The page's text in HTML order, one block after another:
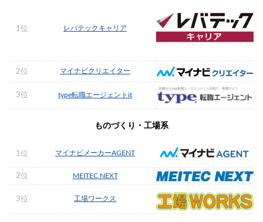
1位 レバテックキャリア
2位 マイナビクリエイター
3位 type転職エージェントit
ものづくり・工場系
1位 マイナビメーカーAGENT
2位 MEITEC NEXT
3位 工場ワークス